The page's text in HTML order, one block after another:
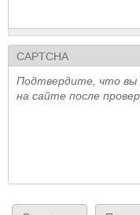
CAPTCHA
Подтвердите, что вы
на сайте после